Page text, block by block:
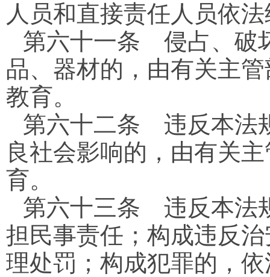
人员和直接责任人员依
第六十一条 侵占、破
品、器材的，由有关主
教育。
第六十二条 违反本法
良社会影响的，由有关
育。
第六十三条 违反本法
担民事责任；构成违反
理处罚；构成犯罪的，